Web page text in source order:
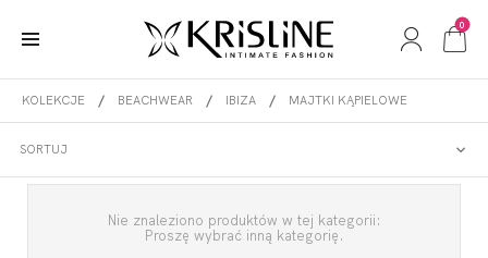
0
KOLEKCJE BEACHWEAR IBIZA MAJTKI KĄPIELOWE
SORTUJ
MAJTKI KĄPIELOWE
Nie znaleziono produktów w tej kategorii:
Proszę wybrać inną kategorię.